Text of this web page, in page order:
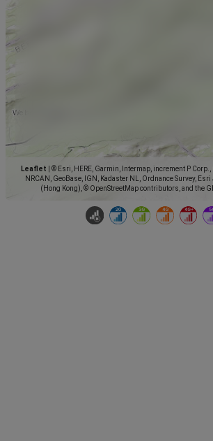
Leaflet
© Esri, HERE, Garmin, Intermap, increment P Corp.,
NRCAN, GeoBase, IGN, Kadaster NL, Ordnance Survey,
(Hong Kong), © OpenStreetMap contributors, and the